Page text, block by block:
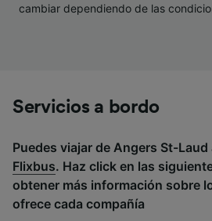
cambiar dependiendo de las
Servicios a bordo
Puedes viajar de Angers St-
Flixbus. Haz click en las
obtener más información sobre
ofrece cada compañía